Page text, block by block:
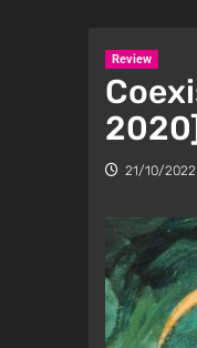
Review
2020]
21/10/2022